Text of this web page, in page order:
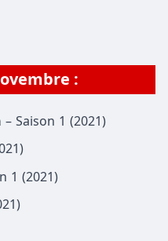
:
– Saison 1 (2021)
1 (2021)